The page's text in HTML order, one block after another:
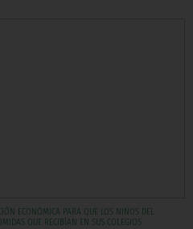
ECONÓMICA PARA QUE LOS NIÑOS DEL
QUE RECIBÍAN EN SUS COLEGIOS